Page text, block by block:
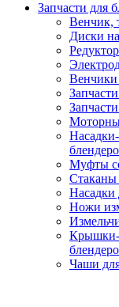
Запчасти для
Венчик,
Диски
Венчики
Муфты
Стаканы
Насадки
Ножи
Крышки-
Чаши